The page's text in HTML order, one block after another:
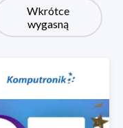
Wkrótce
wygasną